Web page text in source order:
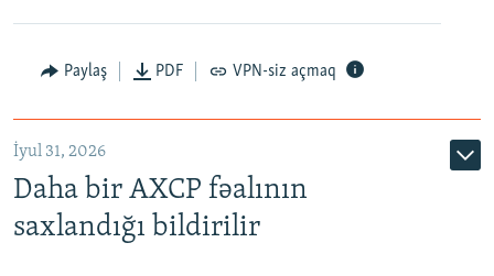
Paylaş PDF VPN-siz açmaq
İyul 31, 2026
Daha bir AXCP fəalının
saxlandığı bildirilir